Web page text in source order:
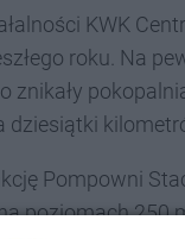
KWK
roku. Na
znikały
dziesiątki
Pompowni
poziomach